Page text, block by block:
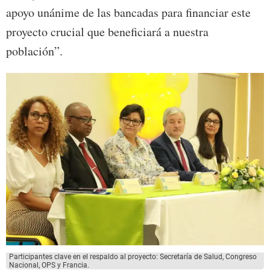
apoyo unánime de las bancadas para financiar este
proyecto crucial que beneficiará a nuestra
población”.
Participantes clave en el respaldo al proyecto: Secretaría de Salud, Congreso
Nacional, OPS y Francia.